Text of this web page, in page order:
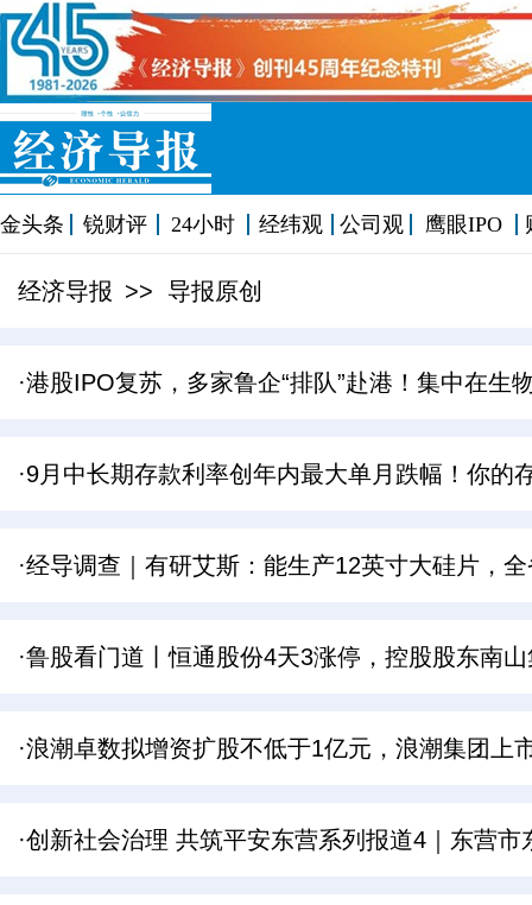
金头条 锐财评 24小时 经纬观 公司观 鹰眼IPO
经济导报 >> 导报原创
·港股IPO复苏，多家鲁企“排队”赴港！集中在生
·9月中长期存款利率创年内最大单月跌幅！你的
·经导调查｜有研艾斯：能生产12英寸大硅片，
·鲁股看门道丨恒通股份4天3涨停，控股股东南
·浪潮卓数拟增资扩股不低于1亿元，浪潮集团上
·创新社会治理 共筑平安东营系列报道4｜东营